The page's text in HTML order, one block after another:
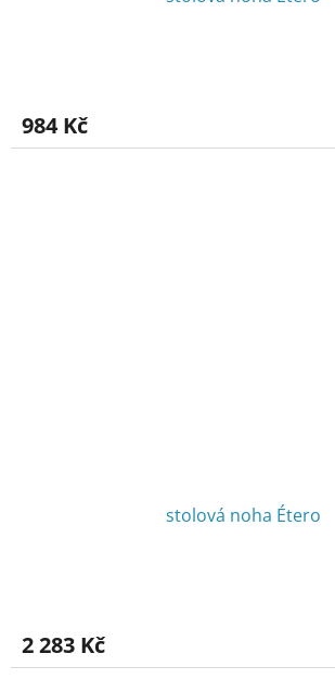
984 Kč
stolová noha Étero
2 283 Kč